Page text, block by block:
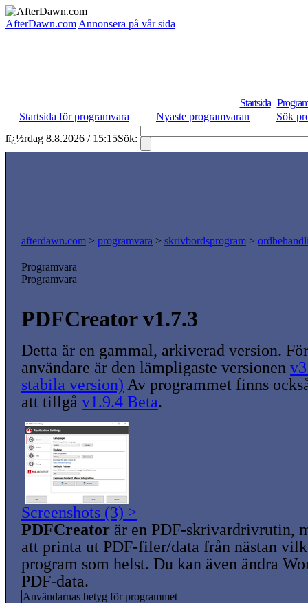
AfterDawn.com Annonsera på vår sida
Startsida
Startsida för programvara
Nyaste programvaran
Sök
lï¿½rdag 8.8.2026 / 15:15Sök:
afterdawn.com > programvara > skrivbordsprogram >
Programvara
Programvara
PDFCreator v1.7.3
Detta är en gammal, arkiverad version.
användare är den lämpligaste versionen
stabila version) Av programmet finns
att tillgå v1.9.4 Beta.
Screenshots (3) >
PDFCreator är en PDF-skrivardrivrutin,
att printa ut PDF-filer/data från nästan
program som helst. Du kan även ändra
PDF-data.
Användarnas betyg för programmet